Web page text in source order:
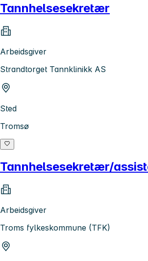
Tannhelsesekretær
Arbeidsgiver
Strandtorget Tannklinikk AS
Sted
Tromsø
Tannhelsesekretær/
Arbeidsgiver
Troms fylkeskommune (TFK)